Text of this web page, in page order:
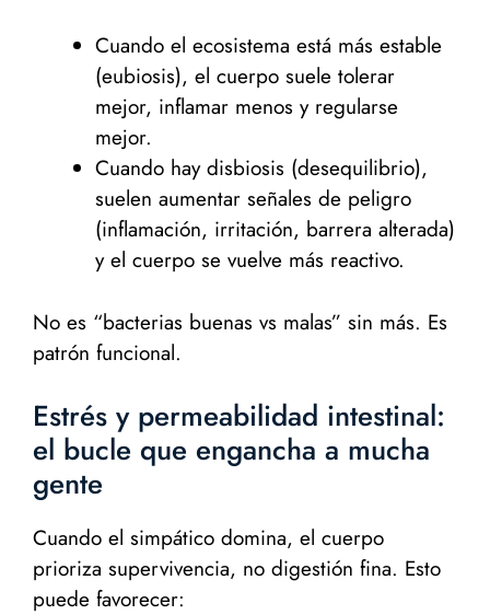
Cuando el ecosistema está más estable
(eubiosis), el cuerpo suele tolerar
mejor, inflamar menos y regularse
mejor.
Cuando hay disbiosis (desequilibrio),
suelen aumentar señales de peligro
(inflamación, irritación, barrera alterada)
y el cuerpo se vuelve más reactivo.
No es “bacterias buenas vs malas” sin más. Es
patrón funcional.
Estrés y permeabilidad intestinal:
el bucle que engancha a mucha
gente
Cuando el simpático domina, el cuerpo
prioriza supervivencia, no digestión fina. Esto
puede favorecer: